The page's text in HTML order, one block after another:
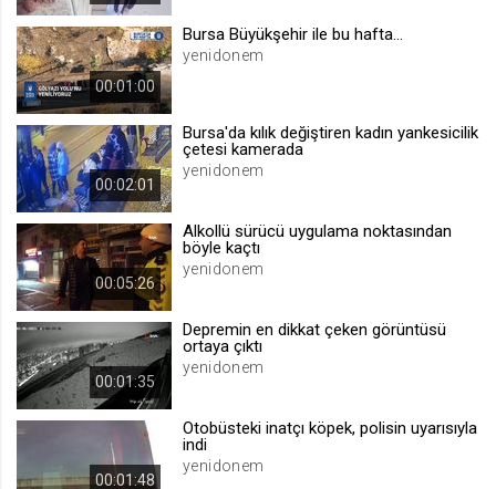
Site içeriği önerme
voteLike*
.web.tv
1 ay
.web.tv
İsimsiz ziyaretçi için site içeriği
00:01:00
Bursa Büyükşehir ile bu hafta...
yenidonem
00:02:01
Bursa'da kılık değiştiren kadın yankesicilik
çetesi kamerada
yenidonem
00:05:26
Alkollü sürücü uygulama noktasından
böyle kaçtı
yenidonem
00:01:35
Depremin en dikkat çeken görüntüsü
ortaya çıktı
yenidonem
00:01:48
Otobüsteki inatçı köpek, polisin uyarısıyla
indi
yenidonem